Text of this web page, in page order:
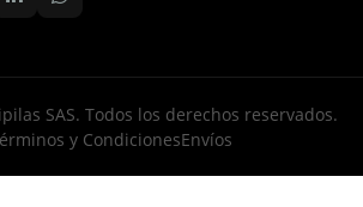
SAS. Todos los derechos reservados.
y CondicionesEnvíos